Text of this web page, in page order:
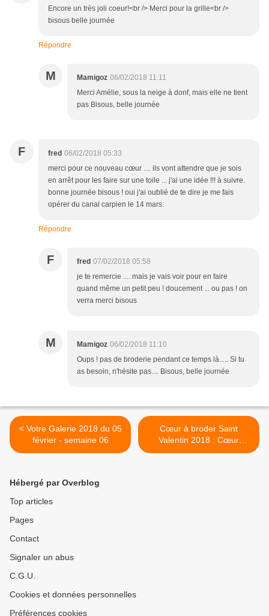
Encore un très joli coeur!<br /> Merci pour la grille<br />
bisous belle journée
Répondre
M Mamigoz 06/02/2018 11:11
Merci Amélie, sous la neige à donf, mais elle ne tient
pas Bisous, belle journée
F fred 06/02/2018 05:33
merci pour ce nouveau cœur .... ils vont attendre que je sois
en arrêt pour les faire sur une toile ... j'ai une idée !!! à suivre.
bonne journée bisous ! oui j'ai oublié de te dire je me fais
opérer du canal carpien le 14 mars.
Répondre
F fred 07/02/2018 05:58
je te remercie .... mais je vais voir pour en faire
quand même un petit peu ! doucement ... ou pas ! on
verra merci bisous
M Mamigoz 06/02/2018 11:10
Oups ! pas de broderie pendant ce temps là..... Si tu
as besoin, n'hésite pas.... Bisous, belle journée
< Votre Galerie 2018 du 05
février - semaine 06
Cœur à broder Saint
Valentin 2018 : Cœur
Flocons de neige >
Hébergé par Overblog
Top articles
Pages
Contact
Signaler un abus
C.G.U.
Cookies et données personnelles
Préférences cookies